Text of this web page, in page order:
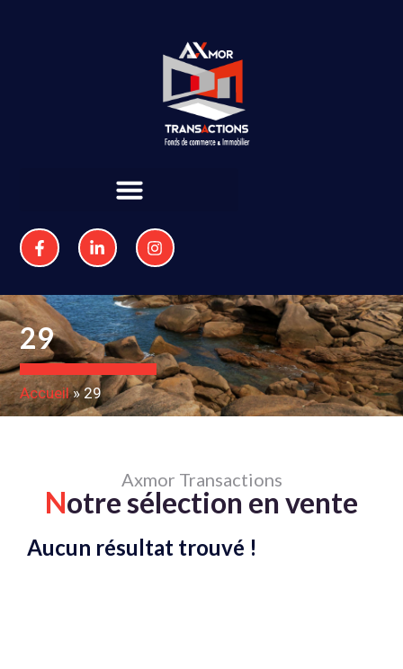
29
Accueil»29
Axmor Transactions
Notre sélection en vente
Aucun résultat trouvé !